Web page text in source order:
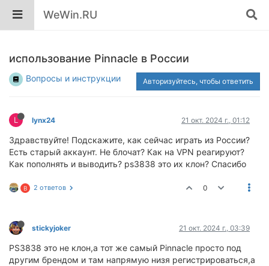
WeWin.RU
использование Pinnacle в России
Вопросы и инструкции Авторизуйтесь, чтобы ответить
L lynx24 21 окт. 2024 г., 01:12
Здравствуйте! Подскажите, как сейчас играть из России?
Есть старый аккаунт. Не блочат? Как на VPN реагируют?
Как пополнять и выводить? ps3838 это их клон? Спасибо
B 2 ответов 0
stickyjoker 21 окт. 2024 г., 03:39
PS3838 это не клон,а тот же самый Pinnacle просто под
другим брендом и там напрямую низя регистрироваться,а